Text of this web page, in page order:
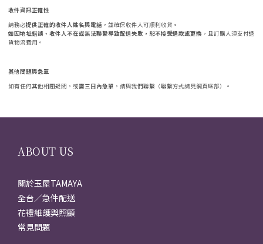
收件資訊正確性
請務必提供正確的收件人姓名與電話 ，並確保收件人可順利收貨。
如因地址錯誤、收件人不在或無法聯繫導致配送失敗，恕不接受退款或更換 ，且訂購人須支付退
貨物流費用。
其他問題與急單
如有任何其他相關疑問，或需三日內急單 ，請與我們聯繫（聯繫方式請見網頁底部）。
ABOUT US
關於玉屋TAMAYA
全台／急件配送
花禮維護與照顧
常見問題